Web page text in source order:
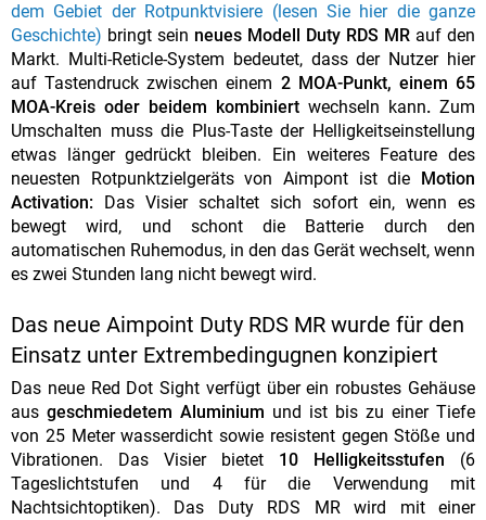
dem Gebiet der Rotpunktvisiere (lesen Sie hier die ganze
Geschichte) bringt sein neues Modell Duty RDS MR auf den
Markt. Multi-Reticle-System bedeutet, dass der Nutzer hier
auf Tastendruck zwischen einem 2 MOA-Punkt, einem 65
MOA-Kreis oder beidem kombiniert wechseln kann. Zum
Umschalten muss die Plus-Taste der Helligkeitseinstellung
etwas länger gedrückt bleiben.
Ein weiteres Feature des
neuesten Rotpunktzielgeräts von Aimpont ist die
Motion
Activation: Das Visier schaltet sich sofort ein, wenn es
bewegt wird, und schont die Batterie durch den
automatischen Ruhemodus, in den das Gerät wechselt, wenn
es zwei Stunden lang nicht bewegt wird.
Das neue Aimpoint Duty RDS MR wurde für den
Einsatz unter Extrembedingugnen konzipiert
Das neue Red Dot Sight verfügt über ein robustes Gehäuse
aus geschmiedetem Aluminium und ist bis zu einer Tiefe
von 25 Meter wasserdicht sowie resistent gegen Stöße und
Vibrationen. Das Visier bietet 10 Helligkeitsstufen (6
Tageslichtstufen und 4 für die Verwendung mit
Nachtsichtoptiken). Das Duty RDS MR wird mit einer